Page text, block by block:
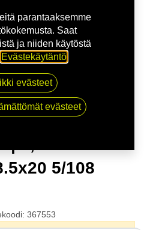
5-108 E45 C73,1 60 8.5x20
5/108
367553
parantaaksemme
Saat
ja niiden käytöstä
Evästekäytäntö
evästeet
evästeet